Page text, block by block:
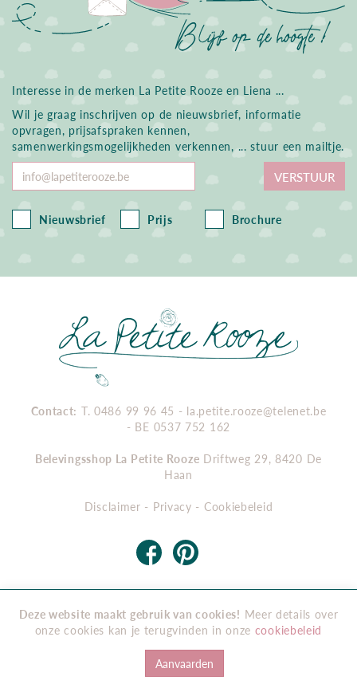
Interesse in de merken La Petite Rooze en Liena ...
Wil je graag inschrijven op de nieuwsbrief, informatie
opvragen, prijsafspraken kennen,
samenwerkingsmogelijkheden verkennen, ... stuur een mailtje.
Voer
mailadres
in
VERSTUUR
Nieuwsbrief Prijs Brochure
Contact: T. 0486 99 96 45 - la.petite.rooze@telenet.be
- BE 0537 752 162
Belevingsshop La Petite Rooze Driftweg 29, 8420 De
Haan
Disclaimer - Privacy - Cookiebeleid
Copyright 2026 . Alle rechten voorbehouden -Algemene
voorwaarden-Privacy
Deze website maakt gebruik van cookies! Meer details over
onze cookies kan je terugvinden in onze cookiebeleid
Aanvaarden